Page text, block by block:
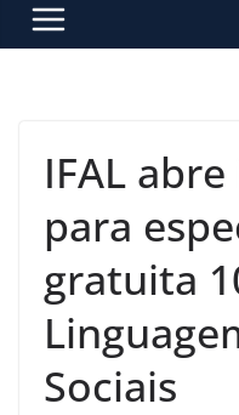
IFAL
para
gratuita
Sociais